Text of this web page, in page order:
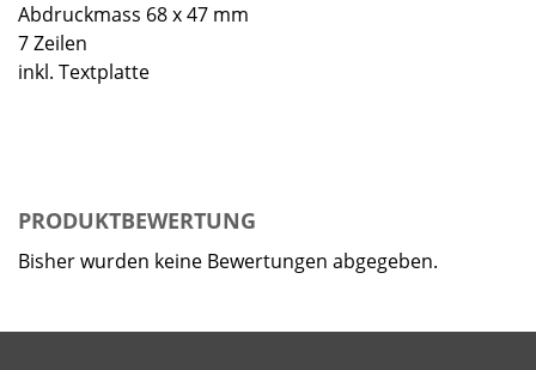
Abdruckmass 68 x 47 mm
7 Zeilen
inkl. Textplatte
PRODUKTBEWERTUNG
Bisher wurden keine Bewertungen abgegeben.